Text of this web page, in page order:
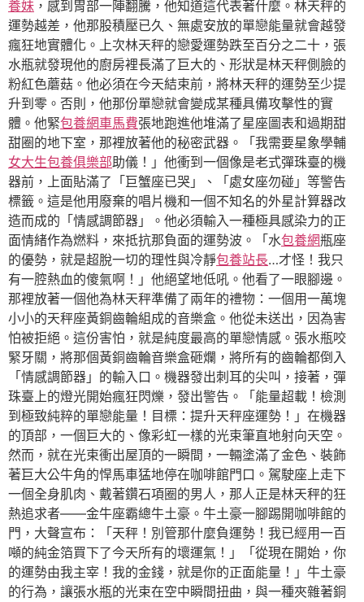
養妹 ，感到胃部一陣翻騰，他知道這代表著什麼。林天秤的
運勢越差，他那股積壓已久、無處安放的單戀能量就會越發
瘋狂地實體化。上次林天秤的戀愛運勢跌至百分之二十，張
水瓶就發現他的廚房裡長滿了巨大的、形狀是林天秤側臉的
粉紅色蘑菇。他必須在今天結束前，將林天秤的運勢至少提
升到零。否則，他那份單戀就會變成某種具備攻擊性的實
體。他緊包養網車馬費張地跑進他堆滿了星座圖表和過期甜
甜圈的地下室，那裡放著他的秘密武器。「我需要星象學輔
女大生包養俱樂部助儀！」他衝到一個像是老式彈珠臺的機
器前，上面貼滿了「巨蟹座已哭」、「處女座勿碰」等警告
標籤。這是他用廢棄的唱片機和一個不知名的外星計算器改
造而成的「情感調節器」。他必須輸入一種極具感染力的正
面情緒作為燃料，來抵抗那負面的運勢波。「水包養網瓶座
的優勢，就是超脫一切的理性與冷靜包養站長…才怪！我只
有一腔熱血的傻氣啊！」他絕望地低吼。他看了一眼腳邊。
那裡放著一個他為林天秤準備了兩年的禮物：一個用一萬塊
小小的天秤座黃銅齒輪組成的音樂盒。他從未送出，因為害
怕被拒絕。這份害怕，就是純度最高的單戀情感。張水瓶咬
緊牙關，將那個黃銅齒輪音樂盒砸爛，將所有的齒輪都倒入
「情感調節器」的輸入口。機器發出刺耳的尖叫，接著，彈
珠臺上的燈光開始瘋狂閃爍，發出警告。「能量超載！檢測
到極致純粹的單戀能量！目標：提升天秤座運勢！」在機器
的頂部，一個巨大的、像彩虹一樣的光束筆直地射向天空。
然而，就在光束衝出屋頂的一瞬間，一輛塗滿了金色、裝飾
著巨大公牛角的悍馬車猛地停在咖啡館門口。駕駛座上走下
一個全身肌肉、戴著鑽石項圈的男人，那人正是林天秤的狂
熱追求者——金牛座霸總牛土豪。牛土豪一腳踢開咖啡館的
門，大聲宣布：「天秤！別管那什麼負運勢！我已經用一百
噸的純金箔買下了今天所有的壞運氣！」「從現在開始，你
的運勢由我主宰！我的金錢，就是你的正面能量！」牛土豪
的行為，讓張水瓶的光束在空中瞬間扭曲，與一種夾雜著銅